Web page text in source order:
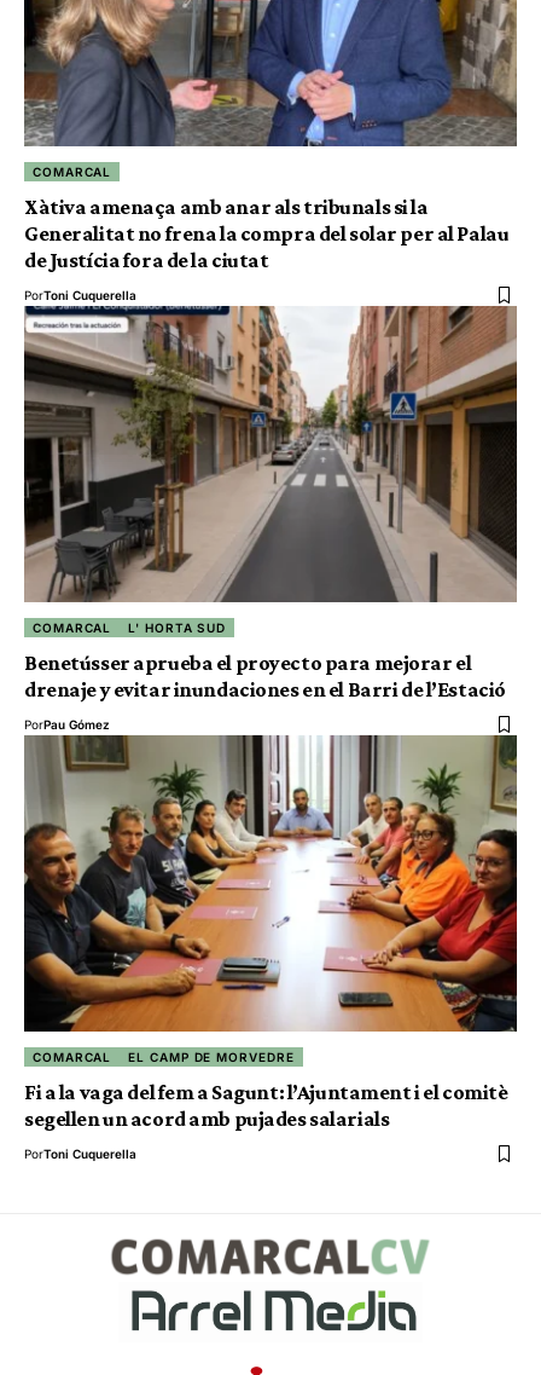
COMARCAL
Xàtiva amenaça amb anar als tribunals si la
Generalitat no frena la compra del solar per al Palau
de Justícia fora de la ciutat
PorToni Cuquerella
COMARCAL L' HORTA SUD
Benetússer aprueba el proyecto para mejorar el
drenaje y evitar inundaciones en el Barri de l’Estació
PorPau Gómez
COMARCAL EL CAMP DE MORVEDRE
Fi a la vaga del fem a Sagunt: l’Ajuntament i el comitè
segellen un acord amb pujades salarials
PorToni Cuquerella